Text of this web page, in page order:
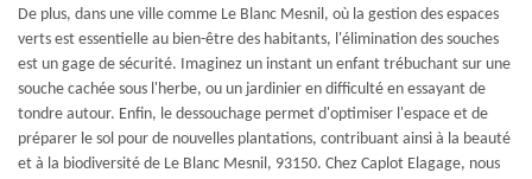
De plus, dans une ville comme Le Blanc Mesnil, où la gestion des espaces
verts est essentielle au bien-être des habitants, l'élimination des souches
est un gage de sécurité. Imaginez un instant un enfant trébuchant sur une
souche cachée sous l'herbe, ou un jardinier en difficulté en essayant de
tondre autour. Enfin, le dessouchage permet d'optimiser l'espace et de
préparer le sol pour de nouvelles plantations, contribuant ainsi à la beauté
et à la biodiversité de Le Blanc Mesnil, 93150. Chez Caplot Elagage, nous